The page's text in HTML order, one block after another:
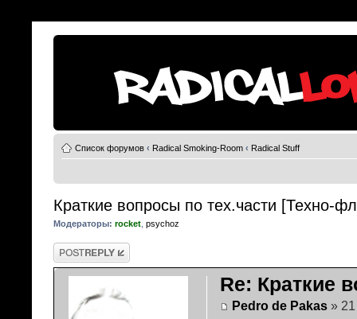
Список форумов ‹ Radical Smoking-Room ‹ Radical Stuff
Краткие вопросы по тех.части [Техно-
Модераторы: rocket psychoz
Ответить
Re: Краткие
Pedro de Pakas» 21